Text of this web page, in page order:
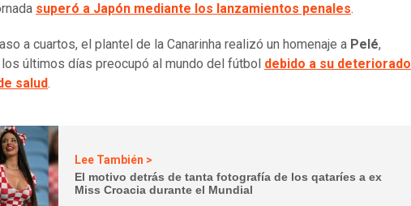
superó a Japón mediante los lanzamientos penales.
a cuartos, el plantel de la Canarinha realizó un homenaje a Pelé,
últimos días preocupó al mundo del fútbol debido a su deteriorado
salud.
Lee También >
El motivo detrás de tanta fotografía de los qataríes a ex
Miss Croacia durante el Mundial